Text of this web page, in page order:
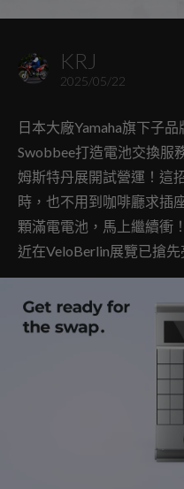
KRJ
2025/05/22
日本大廠Yamaha旗下子
Swobbee打造電池交換服
姆斯特丹展開試營運！這
時，也不用到咖啡廳求插
顆滿電電池，馬上繼續衝
近在VeloBerlin展覽已搶先